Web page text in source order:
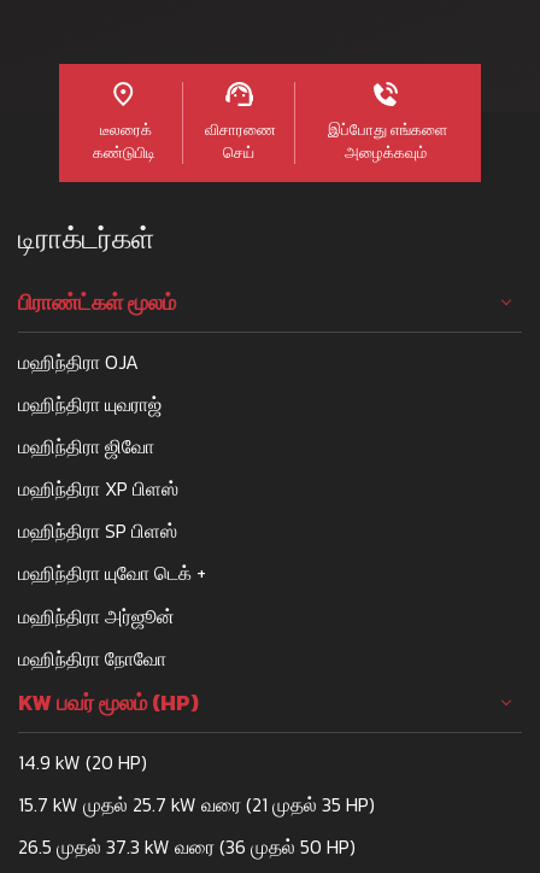
டீலரைக்
கண்டுபிடி
விசாரணை
செய்
இப்போது எங்களை
அழைக்கவும்
டிராக்டர்கள்
பிராண்ட்கள் மூலம்
மஹிந்திரா OJA
மஹிந்திரா யுவராஜ்
மஹிந்திரா ஜிவோ
மஹிந்திரா XP பிளஸ்
மஹிந்திரா SP பிளஸ்
மஹிந்திரா யுவோ டெக் +
மஹிந்திரா அர்ஜூன்
மஹிந்திரா நோவோ
KW பவர் மூலம் (HP)
14.9 kW (20 HP)
15.7 kW முதல் 25.7 kW வரை (21 முதல் 35 HP)
26.5 முதல் 37.3 kW வரை (36 முதல் 50 HP)